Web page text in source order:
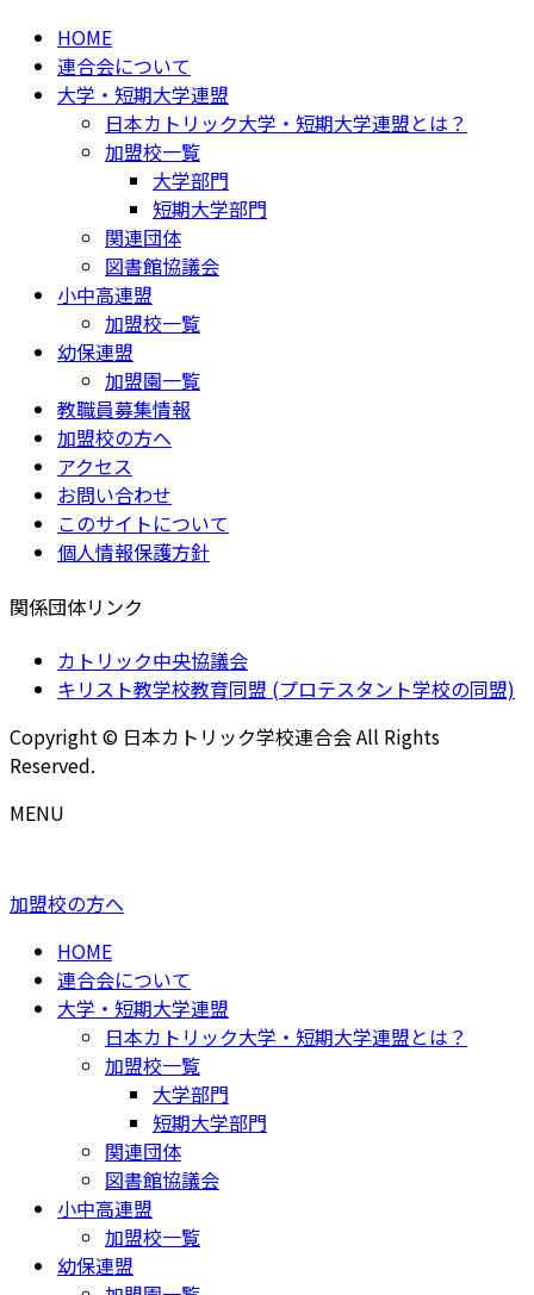
HOME
連合会について
大学・短期大学連盟
日本カトリック大学・短期大学連盟とは？
加盟校一覧
大学部門
短期大学部門
関連団体
図書館協議会
小中高連盟
加盟校一覧
幼保連盟
加盟園一覧
教職員募集情報
加盟校の方へ
アクセス
お問い合わせ
このサイトについて
個人情報保護方針
関係団体リンク
カトリック中央協議会
キリスト教学校教育同盟 (プロテスタント学校の同盟)
Copyright © 日本カトリック学校連合会 All Rights
Reserved.
MENU
加盟校の方へ
HOME
連合会について
大学・短期大学連盟
日本カトリック大学・短期大学連盟とは？
加盟校一覧
大学部門
短期大学部門
関連団体
図書館協議会
小中高連盟
加盟校一覧
幼保連盟